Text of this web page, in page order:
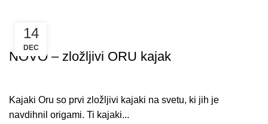
14
DEC
PRODAJA PLOVIL
NOVO – zložljivi ORU kajak
Kajaki Oru so prvi zložljivi kajaki na svetu, ki jih je
navdihnil origami. Ti kajaki...